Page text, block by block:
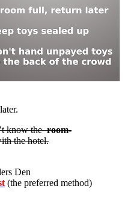
know theroom-
the hotel.
Den
(the preferred method)